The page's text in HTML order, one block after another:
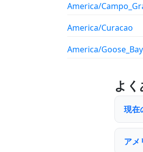
America/
America/Curacao
America/Goose_Bay
よ
現在
アメ